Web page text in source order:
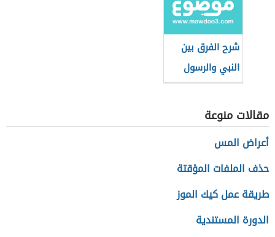
شرح الفرق بين
النبي والرسول
للأطفال
مقالات منوعة
أعراض المس
حذف الملفات المؤقتة
طريقة عمل كيك الموز
الدورة المستندية